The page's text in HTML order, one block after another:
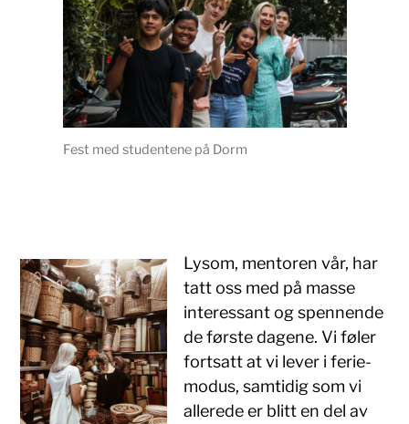
Fest med studentene på Dorm
Lysom, mentoren vår, har
tatt oss med på masse
interessant og spennende
de første dagene. Vi føler
fortsatt at vi lever i ferie-
modus, samtidig som vi
allerede er blitt en del av